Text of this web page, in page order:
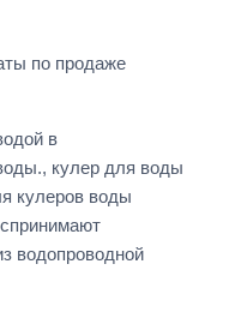
по продаже
в
кулер для воды
кулеров воды
водопроводной